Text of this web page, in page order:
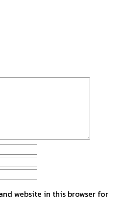
website in this browser for